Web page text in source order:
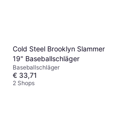
Cold Steel Brooklyn Slammer
19" Baseballschläger
Baseballschläger
€ 33,71
2 Shops